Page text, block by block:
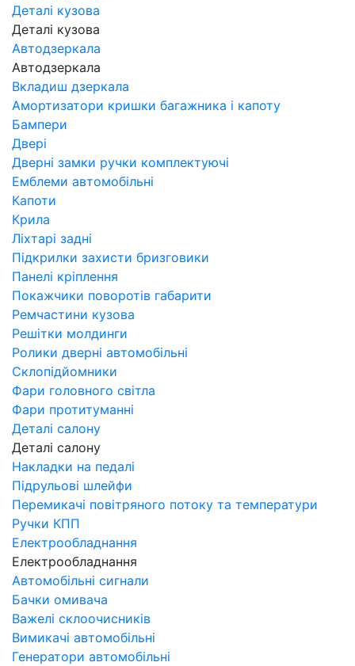
Деталі кузова
Деталі кузова
Автодзеркала
Автодзеркала
Вкладиш дзеркала
Амортизатори кришки багажника і капоту
Бампери
Двері
Дверні замки ручки комплектуючі
Емблеми автомобільні
Капоти
Крила
Ліхтарі задні
Підкрилки захисти бризговики
Панелі кріплення
Покажчики поворотів габарити
Ремчастини кузова
Решітки молдинги
Ролики дверні автомобільні
Склопідйомники
Фари головного світла
Фари протитуманні
Деталі салону
Деталі салону
Накладки на педалі
Підрульові шлейфи
Перемикачі повітряного потоку та температури
Ручки КПП
Електрообладнання
Електрообладнання
Автомобільні сигнали
Бачки омивача
Важелі склоочисників
Вимикачі автомобільні
Генератори автомобільні